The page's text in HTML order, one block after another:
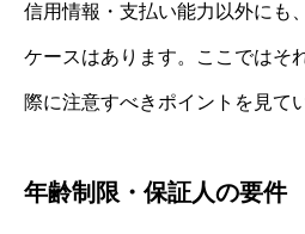
信用情報・支払い能力以外にも
ケースはあります。ここではそ
際に注意すべきポイントを見て
年齢制限・保証人の要件